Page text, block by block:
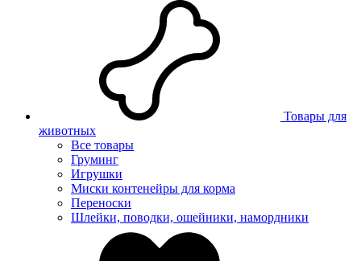
Товары для
животных
Все товары
Груминг
Игрушки
Миски контенейры для корма
Переноски
Шлейки, поводки, ошейники, намордники